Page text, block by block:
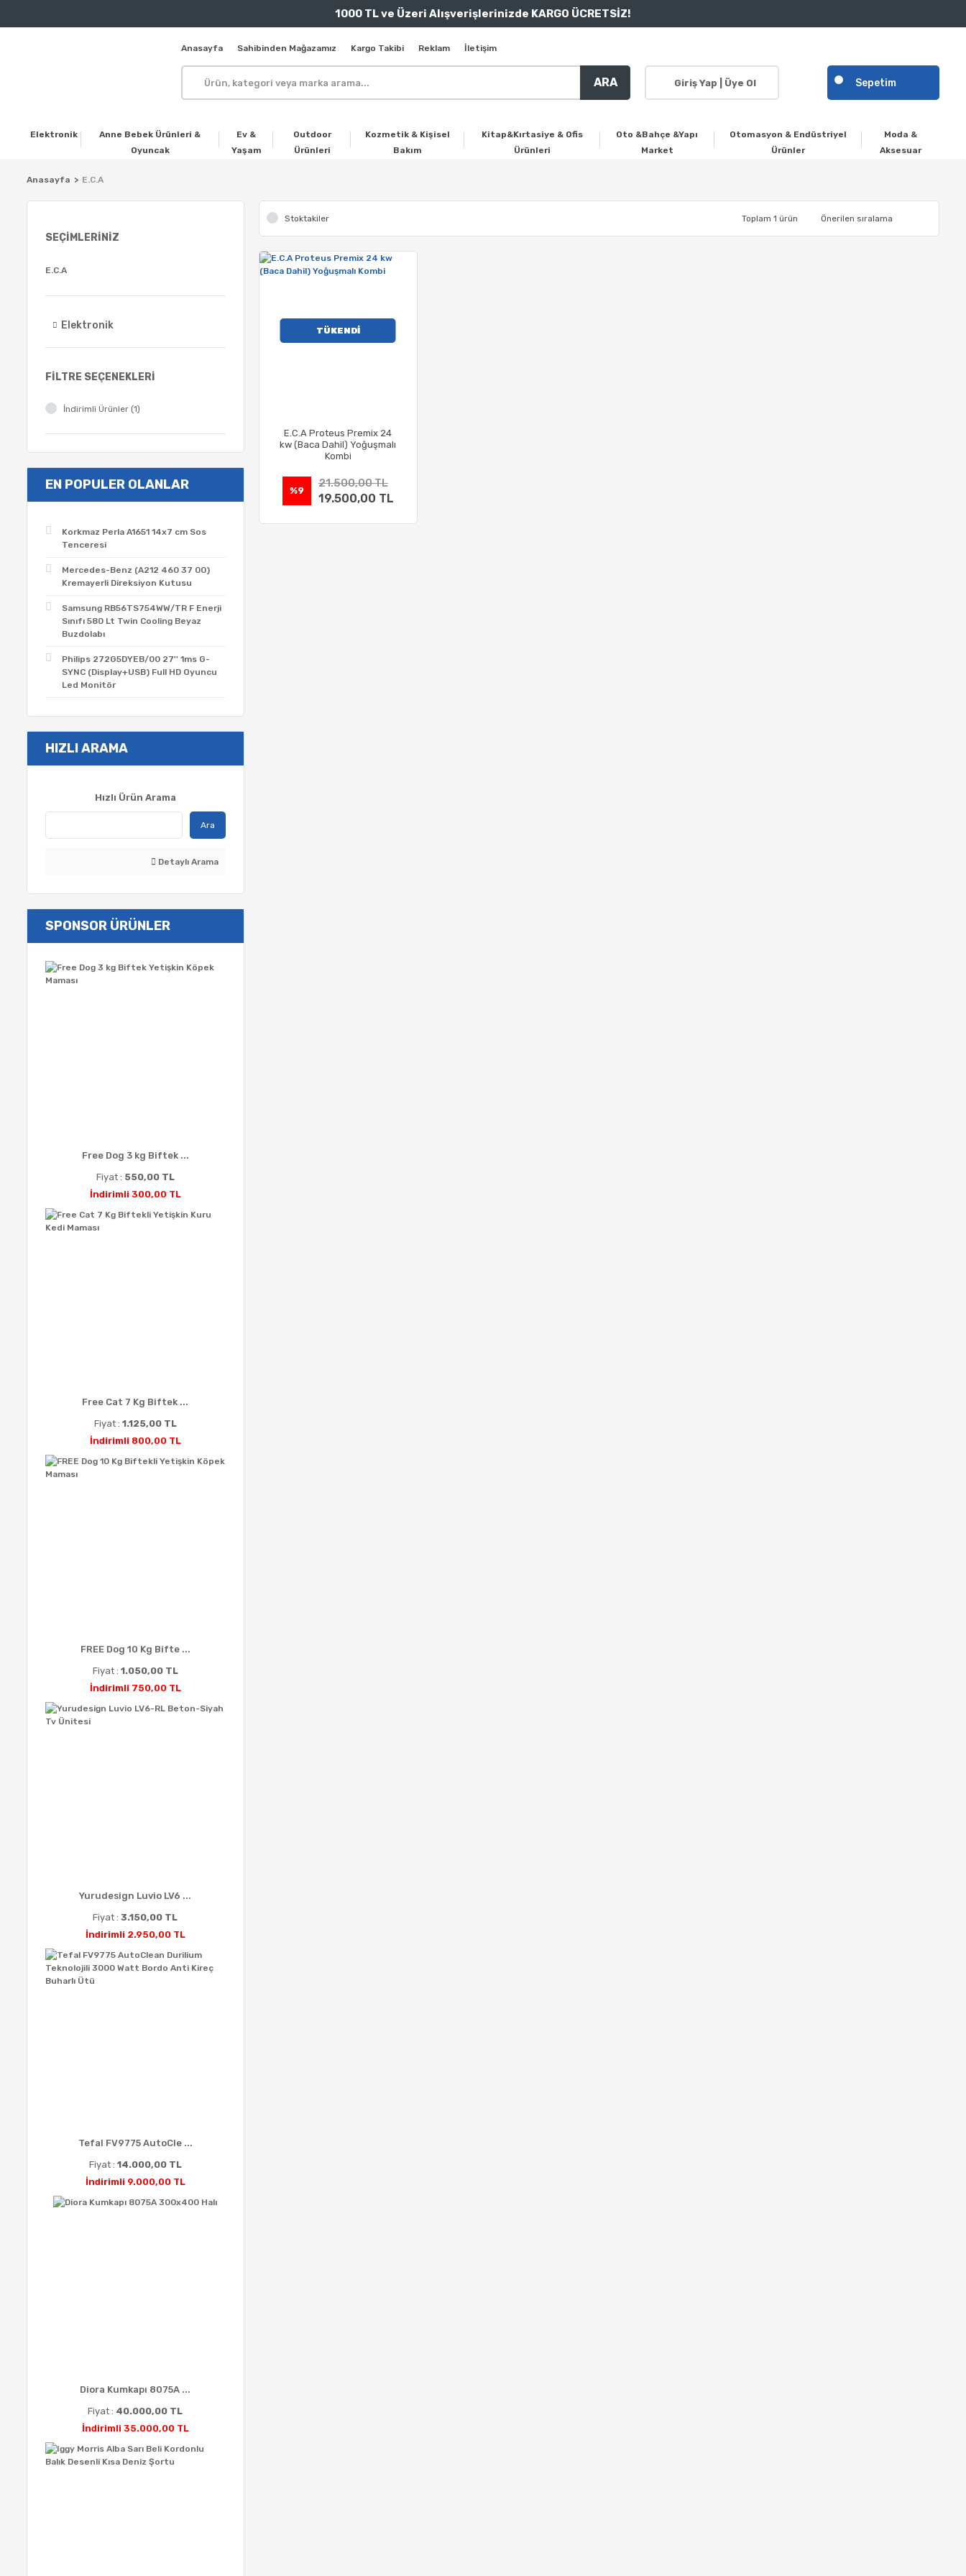
1000 TL ve Üzeri Alışverişlerinizde KARGO ÜCRETSİZ!
Anasayfa Sahibinden Mağazamız Kargo Takibi Reklam İletişim
ARA Giriş Yap | Üye Ol Sepetim
Elektronik
Anne Bebek Ürünleri &
Oyuncak
Ev &
Yaşam
Outdoor
Ürünleri
Kozmetik & Kişisel
Bakım
Kitap&Kırtasiye & Ofis
Ürünleri
Oto &Bahçe &Yapı
Market
Otomasyon & Endüstriyel
Ürünler
Moda &
Aksesuar
Anasayfa E.C.A
SEÇIMLERINIZ
E.C.A
Elektronik
FILTRE SEÇENEKLERI
İndirimli Ürünler (1)
EN POPULER OLANLAR
Korkmaz Perla A1651 14x7 cm Sos
Tenceresi
Mercedes-Benz (A212 460 37 00)
Kremayerli Direksiyon Kutusu
Samsung RB56TS754WW/TR F Enerji
Sınıfı 580 Lt Twin Cooling Beyaz
Buzdolabı
Philips 272G5DYEB/00 27'' 1ms G-
SYNC (Display+USB) Full HD Oyuncu
Led Monitör
HIZLI ARAMA
Hızlı Ürün Arama
Ara
Detaylı Arama
SPONSOR ÜRÜNLER
Free Dog 3 kg Biftek ...
Fiyat : 550,00 TL
İndirimli 300,00 TL
Free Cat 7 Kg Biftek ...
Fiyat : 1.125,00 TL
İndirimli 800,00 TL
FREE Dog 10 Kg Bifte ...
Fiyat : 1.050,00 TL
İndirimli 750,00 TL
Yurudesign Luvio LV6 ...
Fiyat :3.150,00 TL
İndirimli 2.950,00 TL
Tefal FV9775 AutoCle ...
Fiyat : 14.000,00 TL
İndirimli 9.000,00 TL
Diora Kumkapı 8075A ...
Fiyat : 40.000,00 TL
İndirimli 35.000,00 TL
Stoktakiler Toplam 1 ürün
TÜKENDİ
E.C.A Proteus Premix 24
kw (Baca Dahil) Yoğuşmalı
Kombi
%9
21.500,00 TL
19.500,00 TL